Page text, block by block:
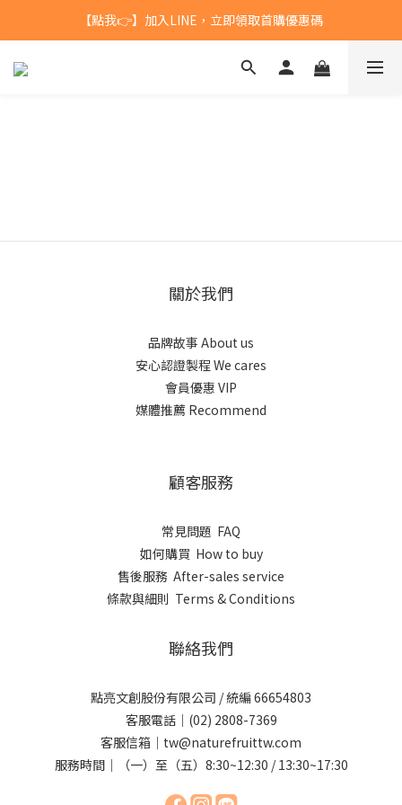
台灣$1200 免運 / 港澳 $5000 免運
【點我👉】加入LINE，立即領取首購優惠碼
【點我👉】加入淡果香小公寓🍎 享每月獨家優惠
關於我們
品牌故事 About us
安心認證製程 We cares
會員優惠 VIP
媒體推薦 Recommend
顧客服務
常見問題 FAQ
如何購買 How to buy
售後服務 After-sales service
條款與細則 Terms & Conditions
聯絡我們
點亮文創股份有限公司 / 統編 66654803
客服電話｜(02) 2808-7369
客服信箱｜tw@naturefruittw.com
服務時間｜（一）至（五）8:30~12:30 / 13:30~17:30